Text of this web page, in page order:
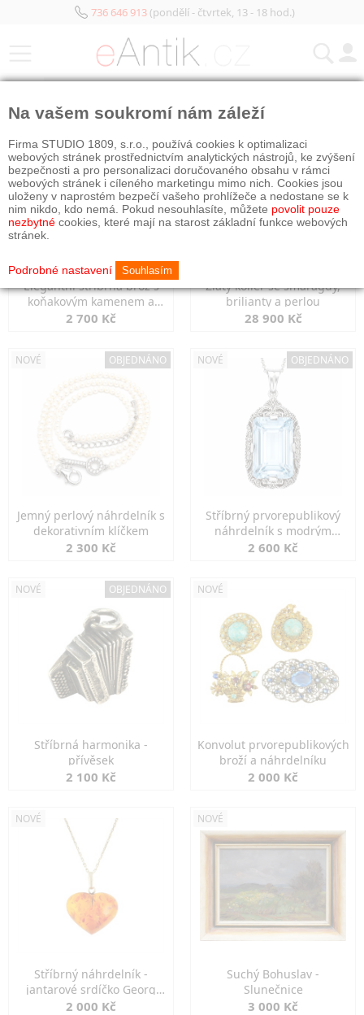
736 646 913(pondělí - čtvrtek, 13 - 18 hod.)
Elegantní stříbrná brož s
koňakovým kamenem a
markazity
2 700 Kč
Zlatý kolier se smaragdy,
brilianty a perlou
28 900 Kč
NOVÉ OBJEDNÁNO
Jemný perlový náhrdelník s
dekorativním klíčkem
2 300 Kč
NOVÉ OBJEDNÁNO
Stříbrný prvorepublikový
náhrdelník s modrým
spinelem
2 600 Kč
NOVÉ OBJEDNÁNO
Stříbrná harmonika -
přívěsek
2 100 Kč
NOVÉ
Konvolut prvorepublikových
broží a náhrdelníku
2 000 Kč
NOVÉ
Stříbrný náhrdelník -
jantarové srdíčko Georg
Kramer
2 000 Kč
NOVÉ
Suchý Bohuslav -
Slunečnice
3 000 Kč
Na vašem soukromí nám záleží
Firma STUDIO 1809, s.r.o., používá cookies k optimalizaci
webových stránek prostřednictvím analytických nástrojů, ke zvýšení
bezpečnosti a pro personalizaci doručovaného obsahu v rámci
webových stránek i cíleného marketingu mimo nich. Cookies jsou
uloženy v naprostém bezpečí vašeho prohlížeče a nedostane se k
nim nikdo, kdo nemá. Pokud nesouhlasíte, můžete povolit pouze
nezbytné cookies, které mají na starost základní funkce webových
stránek.
Podrobné nastavení Souhlasím